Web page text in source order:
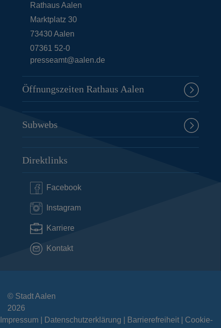
Rathaus Aalen
Marktplatz 30
73430Aalen
07361 52-0
presseamt@aalen.de
Öffnungszeiten Rathaus Aalen
Subwebs
Direktlinks
Facebook
Instagram
Karriere
Kontakt
© Stadt Aalen
2026
Impressum
Datenschutzerklärung Barrierefreiheit
Cookie-